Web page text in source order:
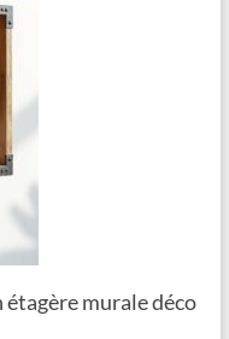
étagère murale déco